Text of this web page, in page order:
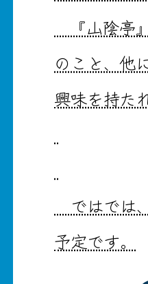
『山陰亭
のこと、他
興味を持た
ではでは
予定です。